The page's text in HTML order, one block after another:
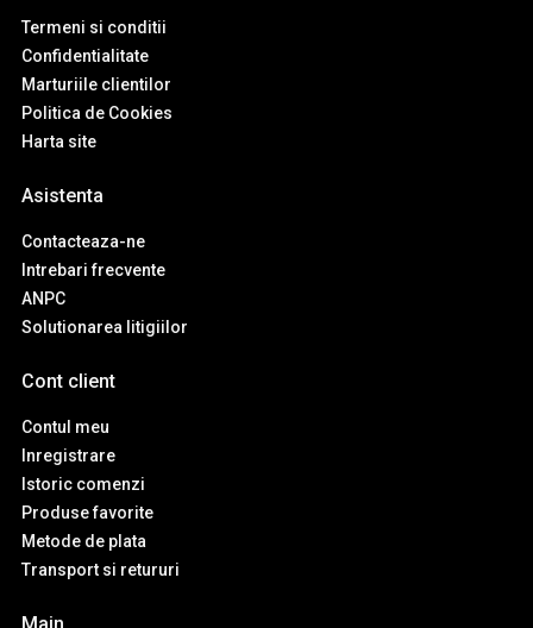
Termeni si conditii
Confidentialitate
Marturiile clientilor
Politica de Cookies
Harta site
Asistenta
Contacteaza-ne
Intrebari frecvente
ANPC
Solutionarea litigiilor
Cont client
Contul meu
Inregistrare
Istoric comenzi
Produse favorite
Metode de plata
Transport si retururi